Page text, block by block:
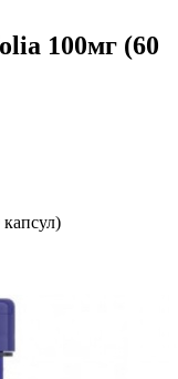
100мг (60